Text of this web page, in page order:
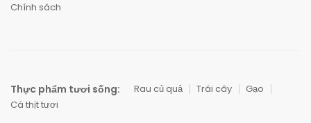
Chính sách
Thực phẩm tươi sống: Rau củ quả Trái cây
Gạo
Cá thịt tươi